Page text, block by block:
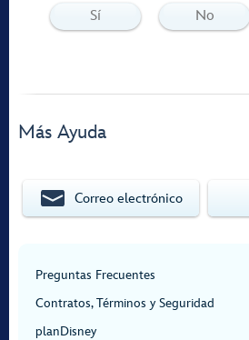
Sí No
Más Ayuda
Correo electrónico
Preguntas Frecuentes
Contratos, Términos y Seguridad
planDisney